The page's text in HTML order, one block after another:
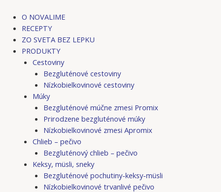
obsah
O NOVALIME
RECEPTY
ZO SVETA BEZ LEPKU
PRODUKTY
Cestoviny
Bezgluténové cestoviny
Nízkobielkovinové cestoviny
Múky
Bezgluténové múčne zmesi Promix
Prirodzene bezgluténové múky
Nízkobielkovinové zmesi Apromix
Chlieb – pečivo
Bezgluténový chlieb – pečivo
Keksy, müsli, sneky
Bezgluténové pochutiny-keksy-müsli
Nízkobielkovinové trvanlivé pečivo